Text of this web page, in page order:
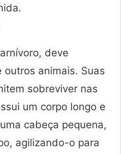
deve
animais. Suas
sobreviver nas
um corpo longo e
cabeça pequena,
agilizando-o para